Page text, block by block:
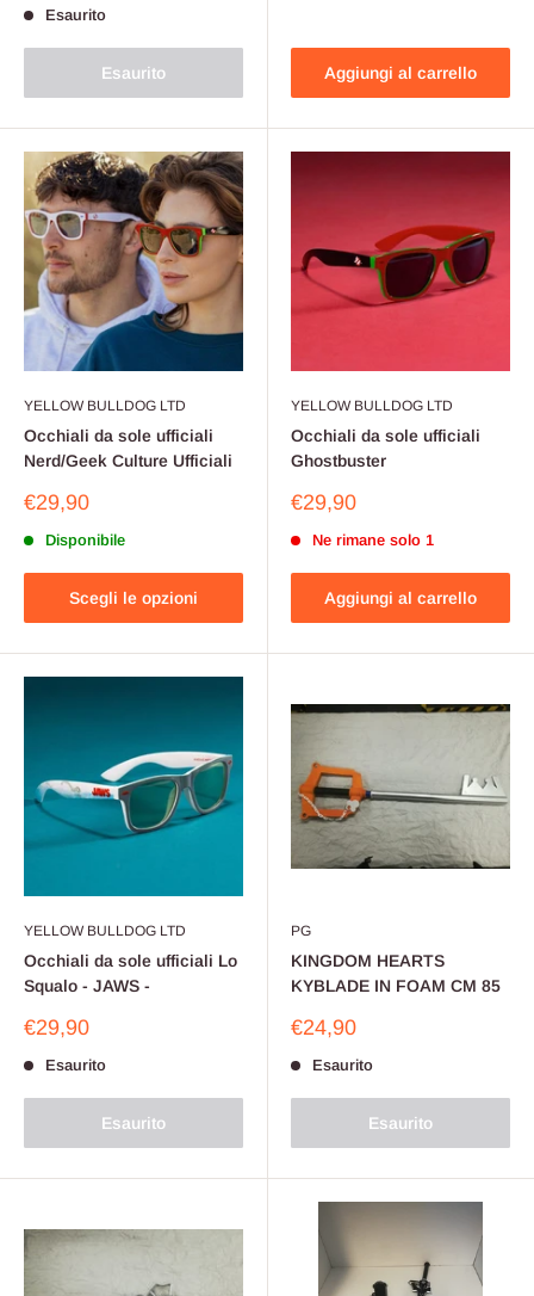
Esaurito
Esaurito Aggiungi al carrello
YELLOW BULLDOG LTD
Occhiali da sole ufficiali
Nerd/Geek Culture Ufficiali
Prezzo
€29,90
Disponibile
Scegli le opzioni
YELLOW BULLDOG LTD
Occhiali da sole ufficiali
Ghostbuster
Prezzo
€29,90
Ne rimane solo 1
Aggiungi al carrello
YELLOW BULLDOG LTD
Occhiali da sole ufficiali Lo
Squalo - JAWS -
Prezzo
€29,90
Esaurito
Esaurito
PG
KINGDOM HEARTS
KYBLADE IN FOAM CM 85
Prezzo
€24,90
Esaurito
Esaurito